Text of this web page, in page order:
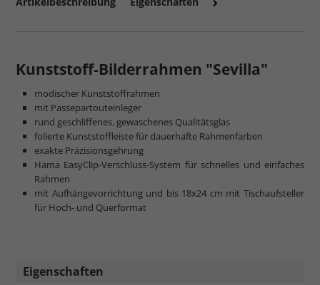
Kunststoff-Bilderrahmen "Sevilla"
modischer Kunststoffrahmen
mit Passepartouteinleger
rund geschliffenes, gewaschenes Qualitätsglas
folierte Kunststoffleiste für dauerhafte Rahmenfarben
exakte Präzisionsgehrung
Hama EasyClip-Verschluss-System für schnelles und einfaches
Rahmen
mit Aufhängevorrichtung und bis 18x24 cm mit Tischaufsteller
für Hoch- und Querformat
Eigenschaften